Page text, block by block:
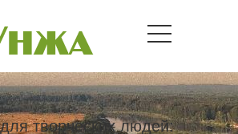
творческих людей: